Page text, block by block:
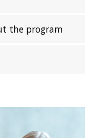
the program